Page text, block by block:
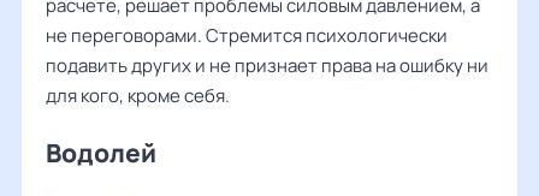
расчете, решает проблемы силовым давлением, а
не переговорами. Стремится психологически
подавить других и не признает права на ошибку ни
для кого, кроме себя.
Водолей